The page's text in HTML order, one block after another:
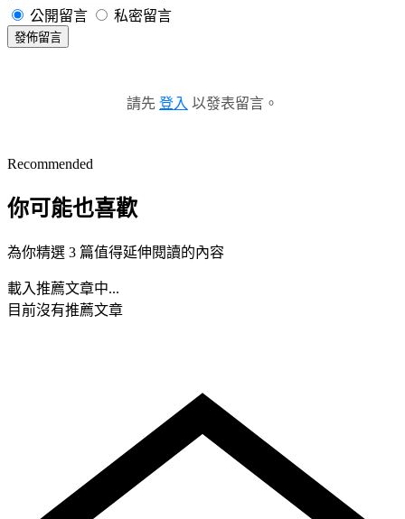
公開留言 私密留言
發佈留言
請先 登入 以發表留言。
Recommended
你可能也喜歡
為你精選 3 篇值得延伸閱讀的內容
載入推薦文章中...
目前沒有推薦文章